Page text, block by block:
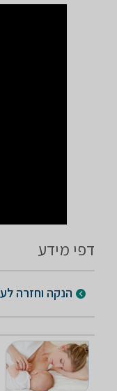
דפי מידע
הנקה וחזרה